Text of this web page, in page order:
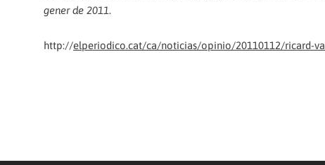
gener de 2011.
http://elperiodico.cat/ca/noticias/opinio/20110112/ricard-